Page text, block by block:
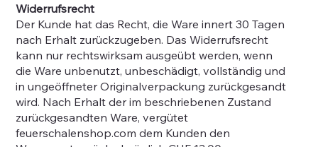
Widerrufsrecht
Der Kunde hat das Recht, die Ware innert 30 Tagen
nach Erhalt zurückzugeben. Das Widerrufsrecht
kann nur rechtswirksam ausgeübt werden, wenn
die Ware unbenutzt, unbeschädigt, vollständig und
in ungeöffneter Originalverpackung zurückgesandt
wird. Nach Erhalt der im beschriebenen Zustand
zurückgesandten Ware, vergütet
feuerschalenshop.com dem Kunden den